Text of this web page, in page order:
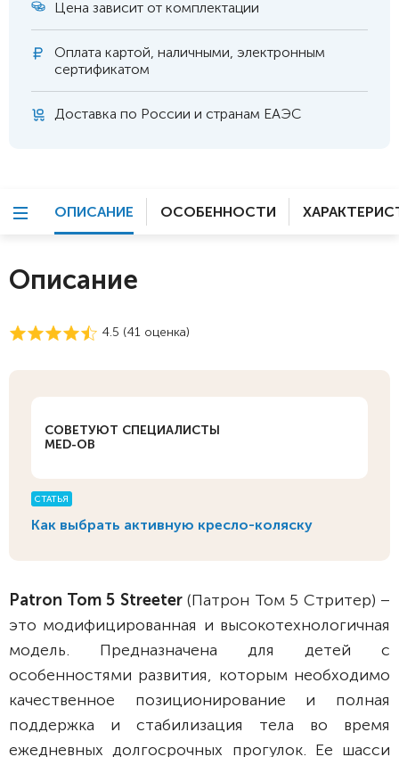
Цена зависит от комплектации
Оплата картой, наличными, электронным
сертификатом
Доставка по России и странам ЕАЭС
ОПИСАНИЕ ОСОБЕННОСТИ
Описание
4.5 (41 оценка)
СОВЕТУЮТ СПЕЦИАЛИСТЫ
MED-OB
СТАТЬЯ
Как выбрать активную кресло-коляску
Patron Tom 5 Streeter (Патрон Том 5 Стритер) –
это модифицированная и высокотехнологичная
модель. Предназначена для детей с
особенностями развития, которым необходимо
качественное позиционирование и полная
поддержка и стабилизация тела во время
ежедневных долгосрочных прогулок. Ее шасси